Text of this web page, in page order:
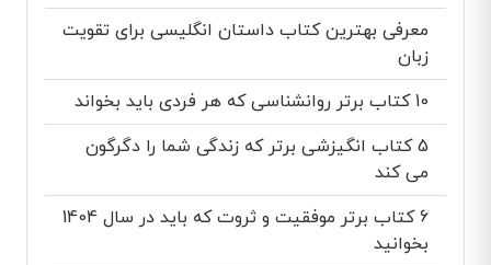
معرفی بهترین کتاب داستان انگلیسی برای تقویت
زبان
10 کتاب برتر روانشناسی که هر فردی باید بخواند
5 کتاب انگیزشی برتر که زندگی شما را دگرگون
می کند
6 کتاب برتر موفقیت و ثروت که باید در سال 1404
بخوانید